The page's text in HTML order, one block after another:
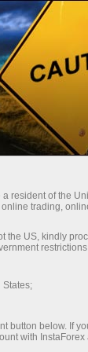
نو آموز کے لیے
resident of the
trading,
the US, kindly
States;
button below. If
with InstaForex